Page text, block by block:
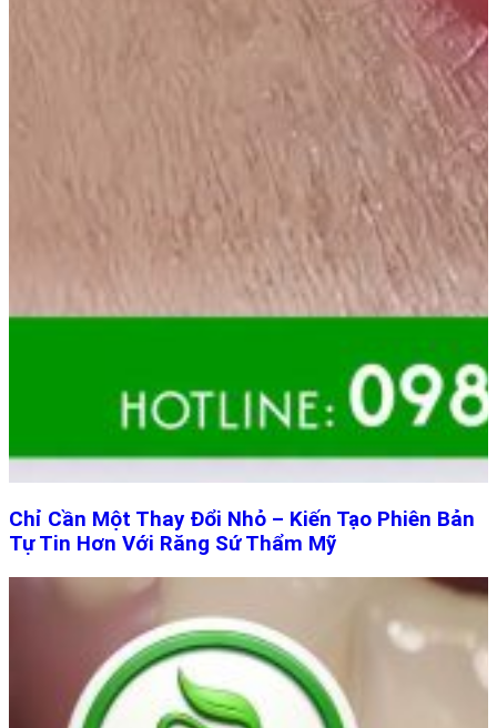
Chỉ Cần Một Thay Đổi Nhỏ – Kiến Tạo Phiên Bản
Tự Tin Hơn Với Răng Sứ Thẩm Mỹ